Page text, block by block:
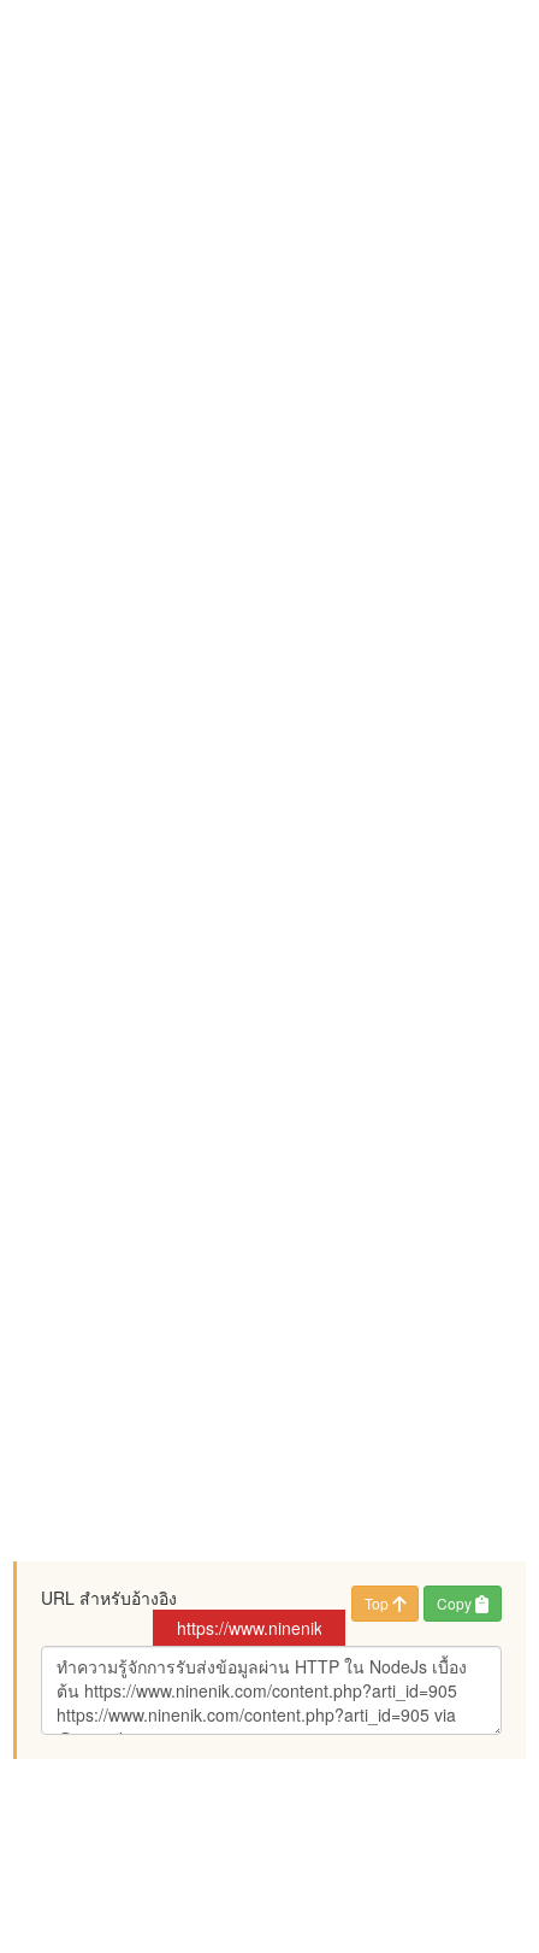
URL สำหรับอ้างอิง Top Copy